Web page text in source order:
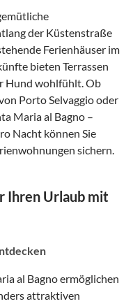
der Küstenstraße
Ferienhäuser im
bieten Terrassen
Hund wohlfühlt. Ob
Porto Selvaggio oder
Maria al Bagno –
Nacht können Sie
sichern.
Ihren Urlaub mit
al Bagno ermöglichen
attraktiven